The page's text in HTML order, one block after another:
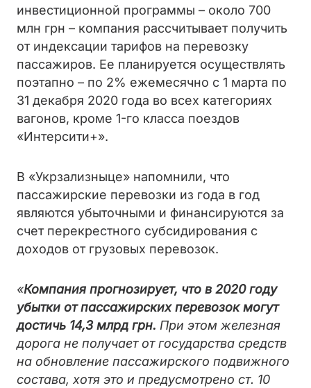
инвестиционной программы – около 700
млн грн – компания рассчитывает получить
от индексации тарифов на перевозку
пассажиров. Ее планируется осуществлять
поэтапно – по 2% ежемесячно с 1 марта по
31 декабря 2020 года во всех категориях
вагонов, кроме 1-го класса поездов
«Интерсити+».
В «Укрзализныце» напомнили, что
пассажирские перевозки из года в год
являются убыточными и финансируются за
счет перекрестного субсидирования с
доходов от грузовых перевозок.
«Компания прогнозирует, что в 2020 году
убытки от пассажирских перевозок могут
достичь 14,3 млрд грн. При этом железная
дорога не получает от государства средств
на обновление пассажирского подвижного
состава, хотя это и предусмотрено ст. 10